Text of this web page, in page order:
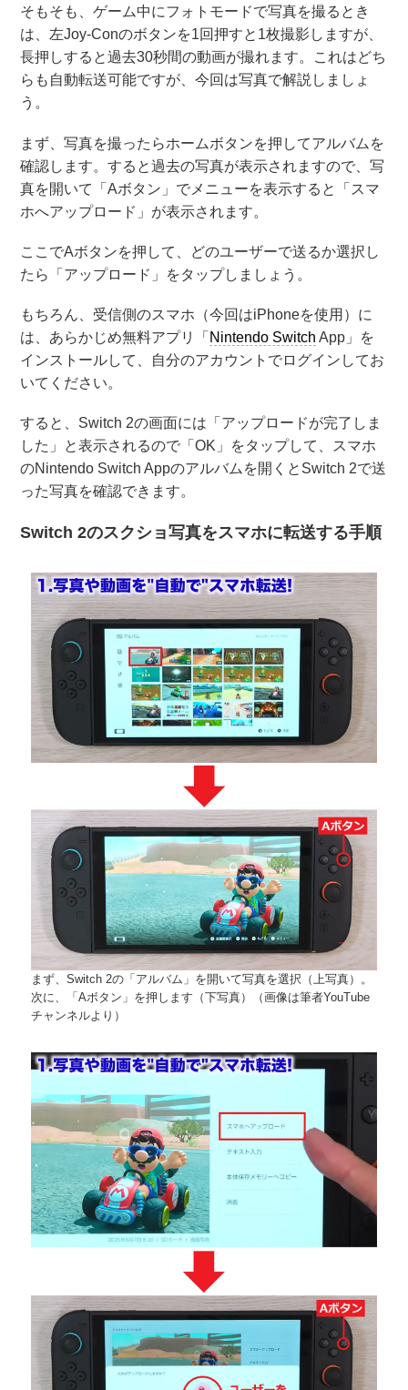
そもそも、ゲーム中にフォトモードで写真を撮るとき
は、左Joy-Conのボタンを1回押すと1枚撮影しますが、
長押しすると過去30秒間の動画が撮れます。これはどち
らも自動転送可能ですが、今回は写真で解説しましょ
う。
まず、写真を撮ったらホームボタンを押してアルバムを
確認します。すると過去の写真が表示されますので、写
真を開いて「Aボタン」でメニューを表示すると「スマ
ホへアップロード」が表示されます。
ここでAボタンを押して、どのユーザーで送るか選択し
たら「アップロード」をタップしましょう。
もちろん、受信側のスマホ（今回はiPhoneを使用）に
は、あらかじめ無料アプリ「 Nintendo Switch App」を
インストールして、自分のアカウントでログインしてお
いてください。
すると、Switch 2の画面には「アップロードが完了しま
した」と表示されるので「OK」をタップして、スマホ
のNintendo Switch Appのアルバムを開くとSwitch 2で送
った写真を確認できます。
Switch 2のスクショ写真をスマホに転送する手順
まず、Switch 2の「アルバム」を開いて写真を選択（上写真）。
次に、「Aボタン」を押します（下写真）（画像は筆者YouTube
チャンネルより）